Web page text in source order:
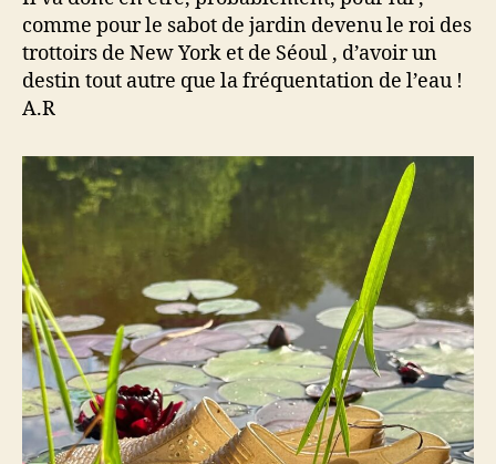
comme pour le sabot de jardin devenu le roi des
trottoirs de New York et de Séoul , d’avoir un
destin tout autre que la fréquentation de l’eau !
A.R